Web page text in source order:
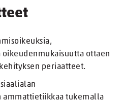
ottaen
periaatteet.
tukemalla